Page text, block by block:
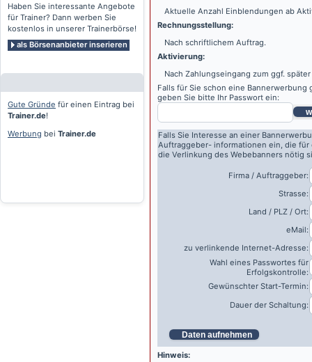
Haben Sie interessante Angebote
für Trainer? Dann werben Sie
kostenlos in unserer Trainerbörse!
als Börsenanbieter inserieren
Gute Gründe für einen Eintrag bei
Trainer.de!
Werbung bei Trainer.de
Aktuelle Anzahl Einblendungen ab
Rechnungsstellung:
Nach schriftlichem Auftrag.
Aktivierung:
Nach Zahlungseingang zum ggf.
Falls für Sie schon eine Bannerwerbung
geben Sie bitte Ihr Passwort ein:
Falls Sie Interesse an einer
Auftraggeber- informationen ein, die
die Verlinkung des Webebanners nötig
Firma / Auftraggeber:
Strasse:
Land / PLZ / Ort:
eMail:
zu verlinkende Internet-Adresse:
Wahl eines Passwortes für
Erfolgskontrolle:
Gewünschter Start-Termin:
Dauer der Schaltung:
Daten aufnehmen
Hinweis: